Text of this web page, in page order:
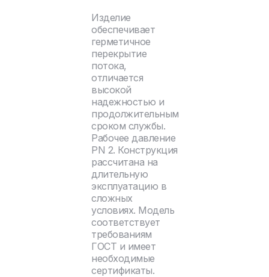
Изделие
обеспечивает
герметичное
перекрытие
потока,
отличается
высокой
надежностью и
продолжительным
сроком службы.
Рабочее давление
PN 2. Конструкция
рассчитана на
длительную
эксплуатацию в
сложных
условиях. Модель
соответствует
требованиям
ГОСТ и имеет
необходимые
сертификаты.